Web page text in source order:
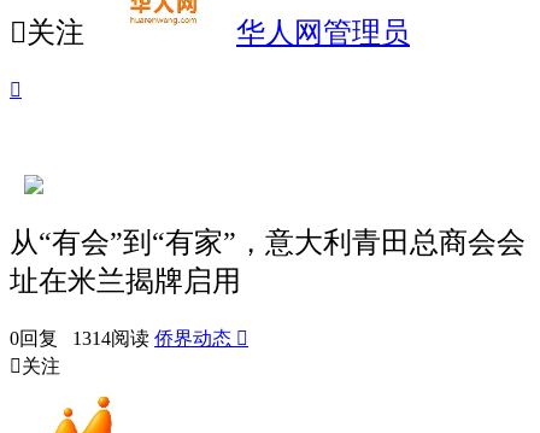
关注 华人网管理员

从“有会”到“有家”，意大利青田总商会会
址在米兰揭牌启用
0回复 1314阅读 侨界动态 
关注